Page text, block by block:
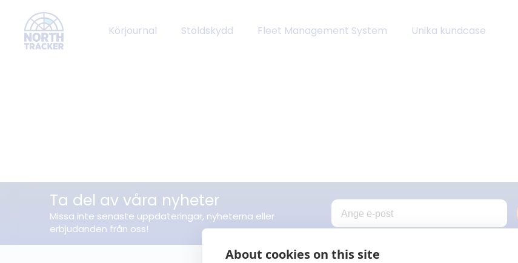
About cookies on this site
Körjournal Stöldskydd Fleet Management System Unika kundcase
Ta del av våra nyheter
Missa inte senaste uppdateringar, nyheterna eller
erbjudanden från oss!